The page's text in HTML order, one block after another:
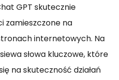
GPT skutecznie
zamieszczone na
internetowych. Na
słowa kluczowe, które
na skuteczność działań